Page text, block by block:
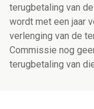
terugbetaling van
wordt met een jaar
verlenging van de
Commissie nog
terugbetaling van